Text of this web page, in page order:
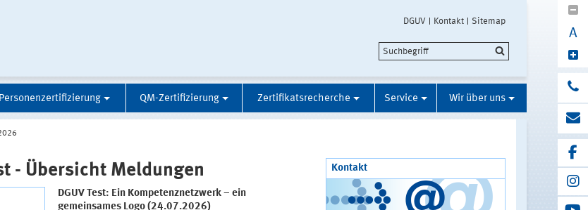
DGUV Kontakt Sitemap
A
Personenzertifizierung QM-Zertifizierung Zertifikatsrecherche Service Wir über uns
- Übersicht Meldungen
DGUV Test: Ein Kompetenznetzwerk – ein
gemeinsames Logo (24.07.2026)
Kontakt